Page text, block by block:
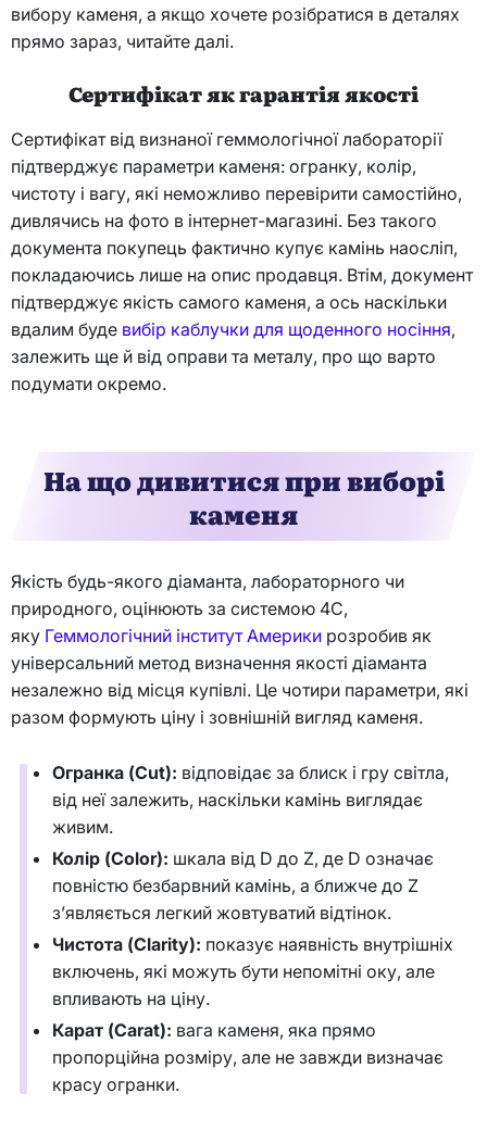
вибору каменя, а якщо хочете розібратися в деталях
прямо зараз, читайте далі.
Сертифікат як гарантія якості
Сертифікат від визнаної геммологічної лабораторії
підтверджує параметри каменя: огранку, колір,
чистоту і вагу, які неможливо перевірити самостійно,
дивлячись на фото в інтернет-магазині. Без такого
документа покупець фактично купує камінь наосліп,
покладаючись лише на опис продавця. Втім, документ
підтверджує якість самого каменя, а ось наскільки
вдалим буде вибір каблучки для щоденного носіння,
залежить ще й від оправи та металу, про що варто
подумати окремо.
На що дивитися при виборі
каменя
Якість будь-якого діаманта, лабораторного чи
природного, оцінюють за системою 4C,
яку Геммологічний інститут Америки розробив як
універсальний метод визначення якості діаманта
незалежно від місця купівлі. Це чотири параметри, які
разом формують ціну і зовнішній вигляд каменя.
Огранка (Cut): відповідає за блиск і гру світла,
від неї залежить, наскільки камінь виглядає
живим.
Колір (Color): шкала від D до Z, де D означає
повністю безбарвний камінь, а ближче до Z
з’являється легкий жовтуватий відтінок.
Чистота (Clarity): показує наявність внутрішніх
включень, які можуть бути непомітні оку, але
впливають на ціну.
Карат (Carat): вага каменя, яка прямо
пропорційна розміру, але не завжди визначає
красу огранки.